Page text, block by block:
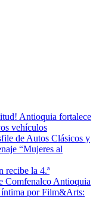
Antioquia fortalece
vehículos
de Autos Clásicos y
“Mujeres al
recibe la 4.ª
Comfenalco Antioquia
por Film&Arts: